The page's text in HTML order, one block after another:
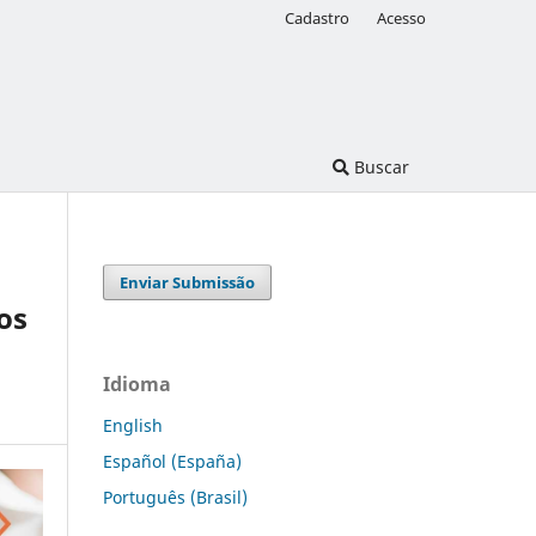
Buscar
Cadastro Acesso
Enviar Submissão
Idioma
English
Español (España)
Português (Brasil)